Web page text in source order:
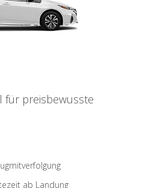
für preisbewusste
ab Landung